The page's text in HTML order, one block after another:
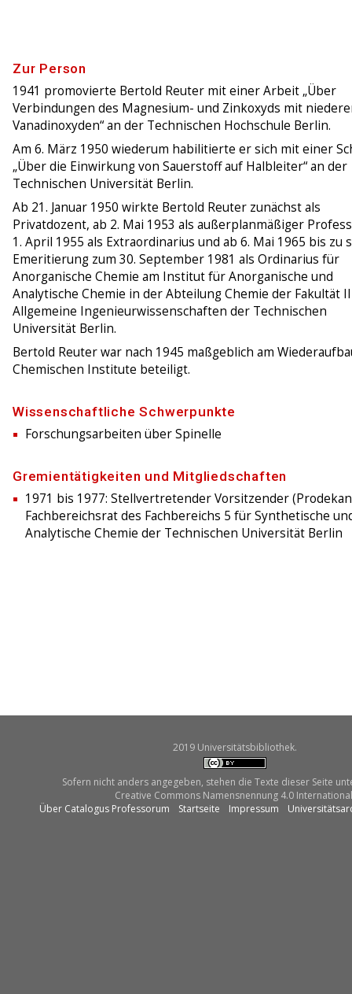
Zur Person
1941 promovierte Bertold Reuter mit einer Arbeit „Über
Verbindungen des Magnesium- und Zinkoxyds mit
Vanadinoxyden“ an der Technischen Hochschule Berlin.
Am 6. März 1950 wiederum habilitierte er sich mit einer
„Über die Einwirkung von Sauerstoff auf Halbleiter“ an der
Technischen Universität Berlin.
Ab 21. Januar 1950 wirkte Bertold Reuter zunächst als
Privatdozent, ab 2. Mai 1953 als außerplanmäßiger
1. April 1955 als Extraordinarius und ab 6. Mai 1965 bis zu
Emeritierung zum 30. September 1981 als Ordinarius für
Anorganische Chemie am Institut für Anorganische und
Analytische Chemie in der Abteilung Chemie der Fakultät
Allgemeine Ingenieurwissenschaften der Technischen
Universität Berlin.
Bertold Reuter war nach 1945 maßgeblich am
Chemischen Institute beteiligt.
Wissenschaftliche Schwerpunkte
Forschungsarbeiten über Spinelle
Gremientätigkeiten und Mitgliedschaften
1971 bis 1977: Stellvertretender Vorsitzender
Fachbereichsrat des Fachbereichs 5 für Synthetische
Analytische Chemie der Technischen Universität Berlin
2019 Universitätsbibliothek.
Sofern nicht anders angegeben, stehen die Texte dieser Seite
Creative Commons Namensnennung 4.0
Über Catalogus Professorum
Startseite Impressum